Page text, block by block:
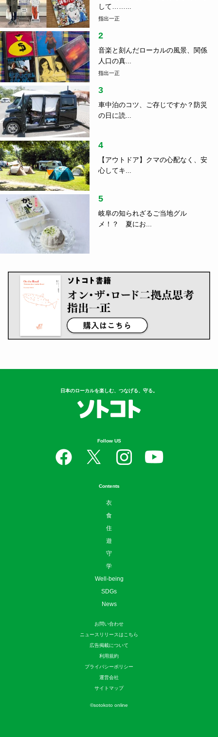
して……...
指出一正
2
音楽と刻んだローカルの風景、関係
人口の真...
指出一正
3
車中泊のコツ、ご存じですか？防災
の日に読...
4
【アウトドア】クマの心配なく、安
心してキ...
5
岐阜の知られざるご当地グル
メ！？ 夏にお...
日本のローカルを楽しむ、つなげる、守る。
Follow US
Contents
衣
食
住
遊
守
学
Well-being
SDGs
News
お問い合わせ
ニュースリリースはこちら
広告掲載について
利用規約
プライバシーポリシー
運営会社
サイトマップ
©sotokoto online